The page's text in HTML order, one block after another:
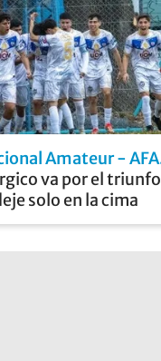
Amateur - AFA
va por el triunfo
solo en la cima